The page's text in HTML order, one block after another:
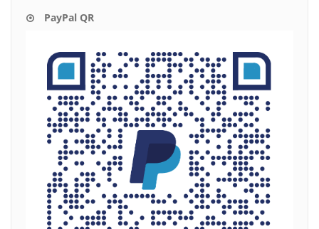
PayPal QR